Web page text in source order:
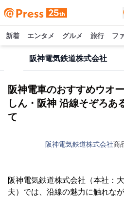
新着 エンタメ グルメ 旅行 フ
阪神電気鉄道株式会社
阪神電車のおすすめウオ
しん・阪神 沿線そぞろあ
て
阪神電気鉄道株式会社商
阪神電気鉄道株式会社（本社：
夫）では、沿線の魅力に触れな